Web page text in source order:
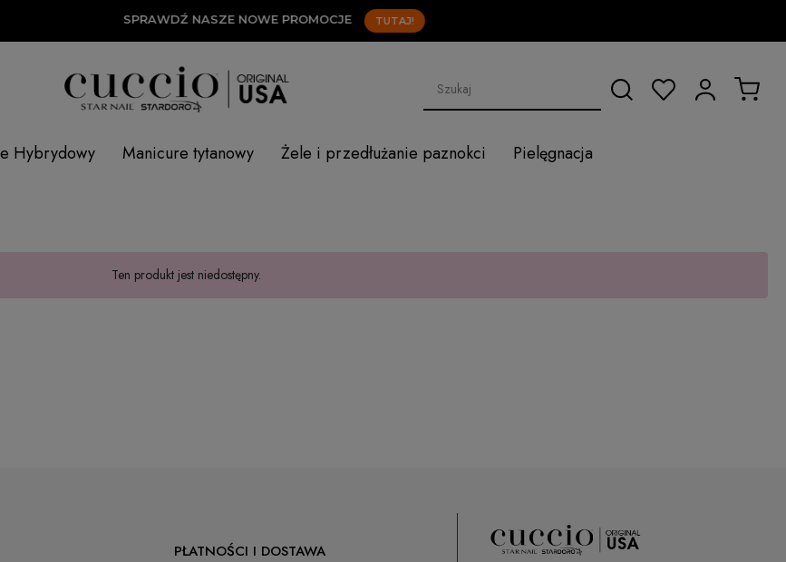
SPRAWDŹ NASZE NOWE PROMOCJE TUTAJ!
Hybrydowy Manicure tytanowy Żele i przedłużanie paznokci
Pielęgnacja
Ten produkt jest niedostępny.
PŁATNOŚCI I DOSTAWA